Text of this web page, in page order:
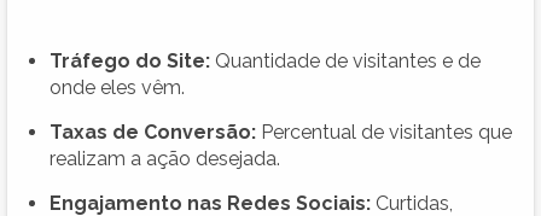
Tráfego do Site: Quantidade de visitantes e de
onde eles vêm.
Taxas de Conversão: Percentual de visitantes que
realizam a ação desejada.
Engajamento nas Redes Sociais: Curtidas,